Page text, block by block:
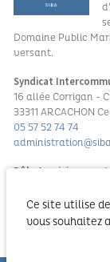
Domaine Public
versant.
Syndicat
16 allée Corrigan -
33311 ARCACHON
05 57 52 74 74
Pôle
33380 BIGANOS
Ce site utilise
vous souhaitez